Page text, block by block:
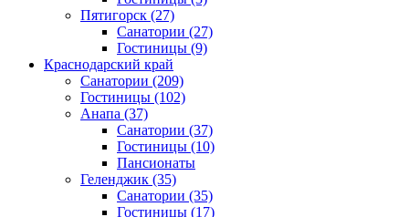
Пятигорск (27)
Санатории (27)
Гостиницы (9)
Краснодарский край
Санатории (209)
Гостиницы (102)
Анапа (37)
Санатории (37)
Гостиницы (10)
Пансионаты
Геленджик (35)
Санатории (35)
Гостиницы (17)